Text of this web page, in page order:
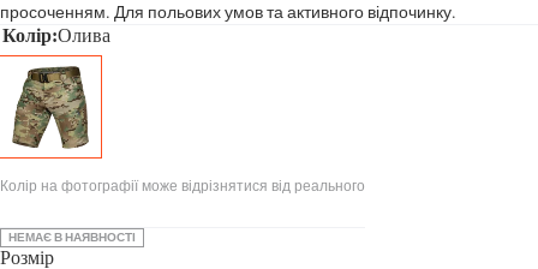
просоченням. Для польових умов та активного відпочинку.
Колір:Олива
Колір на фотографії може відрізнятися від реального
НЕМАЄ В НАЯВНОСТІ
Розмір